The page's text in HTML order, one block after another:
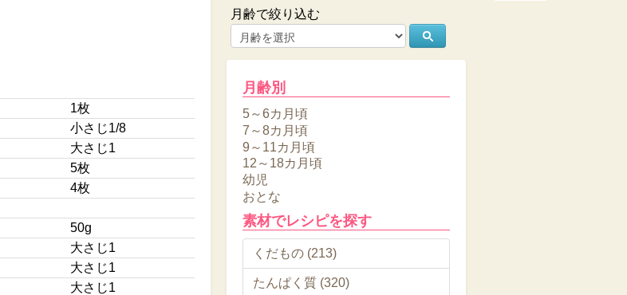
1枚
小さじ1/8
大さじ1
5枚
4枚
50g
大さじ1
大さじ1
大さじ1
月齢で絞り込む
月齢別
5～6カ月頃
7～8カ月頃
9～11カ月頃
12～18カ月頃
幼児
おとな
素材でレシピを探す
くだもの (213)
たんぱく質 (320)